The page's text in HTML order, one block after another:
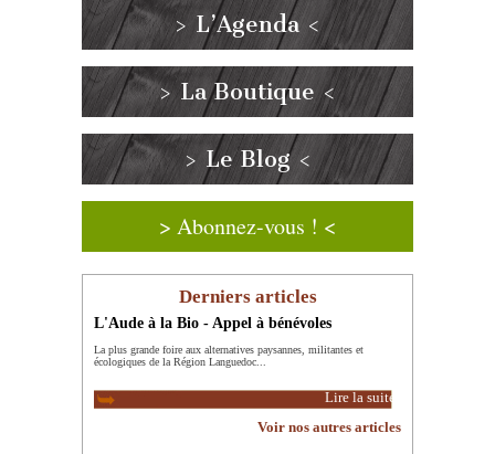
> L’Agenda <
> La Boutique <
> Le Blog <
> Abonnez-vous ! <
Derniers articles
L'Aude à la Bio - Appel à bénévoles
La plus grande foire aux alternatives paysannes, militantes et
écologiques de la Région Languedoc...
Lire la suite
Voir nos autres articles